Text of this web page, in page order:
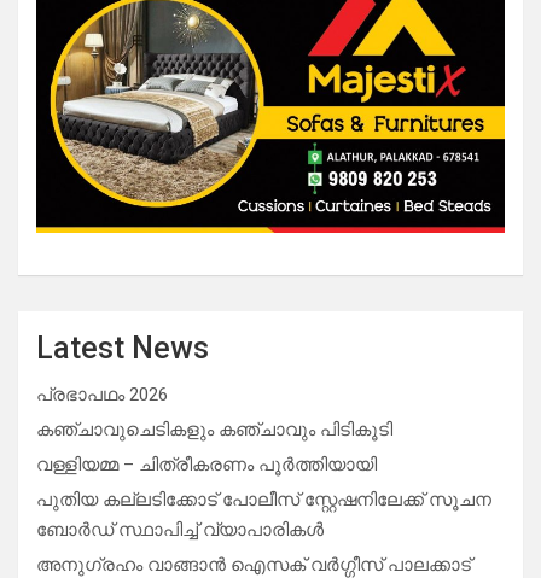
Latest News
പ്രഭാപഥം 2026
കഞ്ചാവുചെടികളും കഞ്ചാവും പിടികൂടി
വള്ളിയമ്മ – ചിത്രീകരണം പൂർത്തിയായി
പുതിയ കല്ലടിക്കോട് പോലീസ് സ്റ്റേഷനിലേക്ക് സൂചന
ബോർഡ് സ്ഥാപിച്ച് വ്യാപാരികൾ
അനുഗ്രഹം വാങ്ങാൻ ഐസക് വര്‍ഗ്ഗീസ് പാലക്കാട്